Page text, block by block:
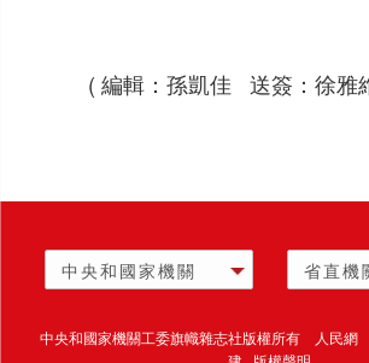
( 編輯：孫凱佳 送簽：徐
中央和國家機關 省直機
中央和國家機關工委旗幟雜志社版權所有 人民網